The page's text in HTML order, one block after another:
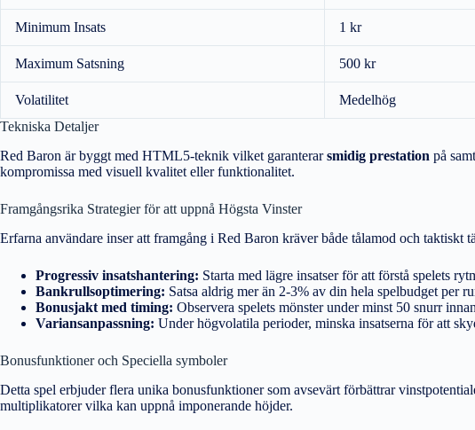
Minimum Insats 1 kr
Maximum Satsning 500 kr
Volatilitet Medelhög
Tekniska Detaljer
Red Baron är byggt med HTML5-teknik vilket garanterarsmidig prestation på
kompromissa med visuell kvalitet eller funktionalitet.
Framgångsrika Strategier för att uppnå Högsta Vinster
Erfarna användare inser att framgång i Red Baron kräver både tålamod och taktiskt
Progressiv insatshantering: Starta med lägre insatser för att förstå spelets
Bankrullsoptimering: Satsa aldrig mer än 2-3% av din hela spelbudget per
Bonusjakt med timing: Observera spelets mönster under minst 50 snurr
Variansanpassning: Under högvolatila perioder, minska insatserna för att
Bonusfunktioner och Speciella symboler
Detta spel erbjuder flera unika bonusfunktioner som avsevärt förbättrar
multiplikatorer vilka kan uppnå imponerande höjder.